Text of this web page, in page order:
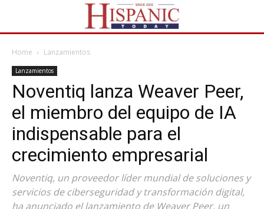
Home Lanzamientos
Lanzamientos
Noventiq lanza Weaver Peer,
el miembro del equipo de IA
indispensable para el
crecimiento empresarial
Noventiq, un proveedor líder mundial de soluciones y
servicios de ciberseguridad y transformación digital,
ha anunciado el lanzamiento de Weaver Peer, un